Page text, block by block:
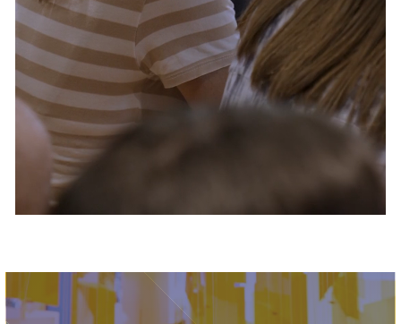
Servizi e accessibilità
Contatti
FAQ
Biglietti
Immagine